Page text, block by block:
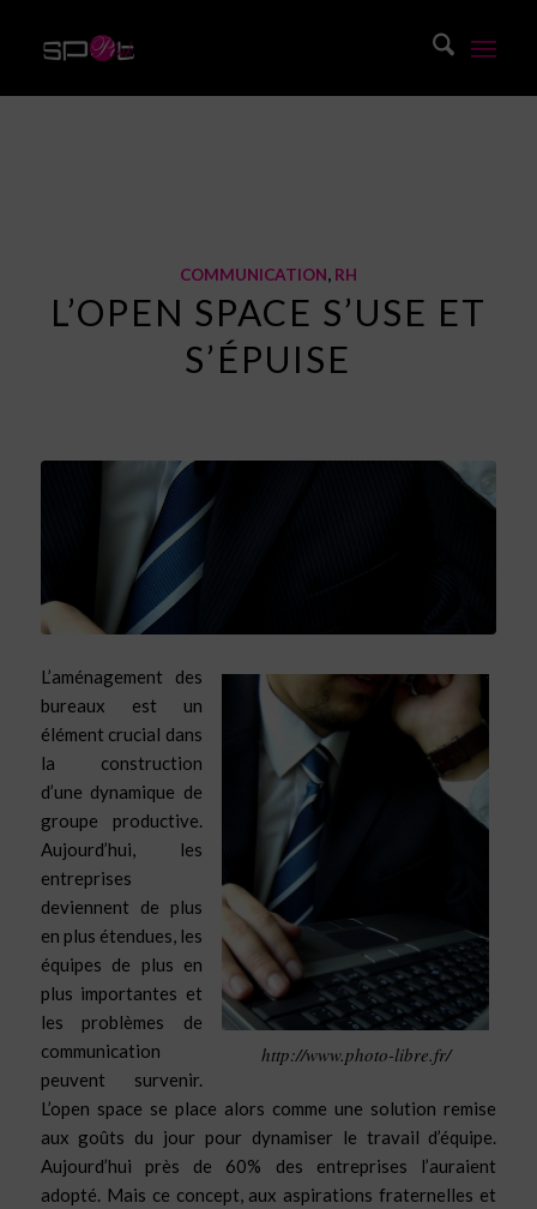
COMMUNICATION, RH
L’OPEN SPACE S’USE ET
S’ÉPUISE
http://www.photo-libre.fr/
L’aménagement des
bureaux est un
élément crucial dans
la construction
d’une dynamique de
groupe productive.
Aujourd’hui, les
entreprises
deviennent de plus
en plus étendues, les
équipes de plus en
plus importantes et
les problèmes de
communication
peuvent survenir.
L’open space se place alors comme une solution remise
aux goûts du jour pour dynamiser le travail d’équipe.
Aujourd’hui près de 60% des entreprises l’auraient
adopté. Mais ce concept, aux aspirations fraternelles et